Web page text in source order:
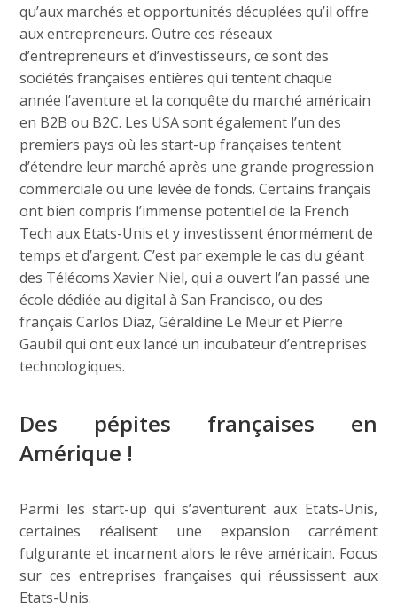
qu’aux marchés et opportunités décuplées qu’il offre
aux entrepreneurs. Outre ces réseaux
d’entrepreneurs et d’investisseurs, ce sont des
sociétés françaises entières qui tentent chaque
année l’aventure et la conquête du marché américain
en B2B ou B2C. Les USA sont également l’un des
premiers pays où les start-up françaises tentent
d’étendre leur marché après une grande progression
commerciale ou une levée de fonds. Certains français
ont bien compris l’immense potentiel de la French
Tech aux Etats-Unis et y investissent énormément de
temps et d’argent. C’est par exemple le cas du géant
des Télécoms Xavier Niel, qui a ouvert l’an passé une
école dédiée au digital à San Francisco, ou des
français Carlos Diaz, Géraldine Le Meur et Pierre
Gaubil qui ont eux lancé un incubateur d’entreprises
technologiques.
Des pépites françaises en
Amérique !
Parmi les start-up qui s’aventurent aux Etats-Unis,
certaines réalisent une expansion carrément
fulgurante et incarnent alors le rêve américain. Focus
sur ces entreprises françaises qui réussissent aux
Etats-Unis.